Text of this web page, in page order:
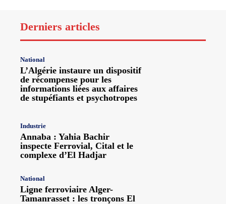
Derniers articles
National
L’Algérie instaure un dispositif
de récompense pour les
informations liées aux affaires
de stupéfiants et psychotropes
Industrie
Annaba : Yahia Bachir
inspecte Ferrovial, Cital et le
complexe d’El Hadjar
National
Ligne ferroviaire Alger-
Tamanrasset : les tronçons El